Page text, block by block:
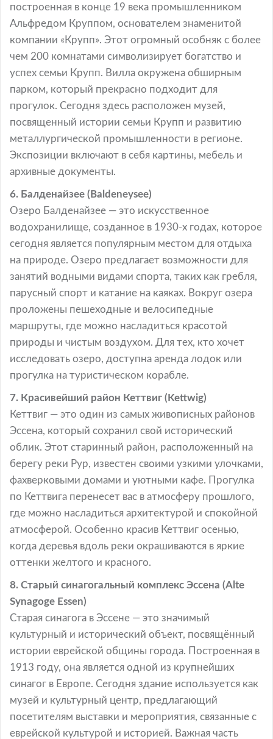
построенная в конце 19 века промышленником
Альфредом Круппом, основателем знаменитой
компании «Крупп». Этот огромный особняк с более
чем 200 комнатами символизирует богатство и
успех семьи Крупп. Вилла окружена обширным
парком, который прекрасно подходит для
прогулок. Сегодня здесь расположен музей,
посвященный истории семьи Крупп и развитию
металлургической промышленности в регионе.
Экспозиции включают в себя картины, мебель и
архивные документы.
6. Балденайзее (Baldeneysee)
Озеро Балденайзее — это искусственное
водохранилище, созданное в 1930-х годах, которое
сегодня является популярным местом для отдыха
на природе. Озеро предлагает возможности для
занятий водными видами спорта, таких как гребля,
парусный спорт и катание на каяках. Вокруг озера
проложены пешеходные и велосипедные
маршруты, где можно насладиться красотой
природы и чистым воздухом. Для тех, кто хочет
исследовать озеро, доступна аренда лодок или
прогулка на туристическом корабле.
7. Красивейший район Кеттвиг (Kettwig)
Кеттвиг — это один из самых живописных районов
Эссена, который сохранил свой исторический
облик. Этот старинный район, расположенный на
берегу реки Рур, известен своими узкими улочками,
фахверковыми домами и уютными кафе. Прогулка
по Кеттвига перенесет вас в атмосферу прошлого,
где можно насладиться архитектурой и спокойной
атмосферой. Особенно красив Кеттвиг осенью,
когда деревья вдоль реки окрашиваются в яркие
оттенки желтого и красного.
8. Старый синагогальный комплекс Эссена (Alte
Synagoge Essen)
Старая синагога в Эссене — это значимый
культурный и исторический объект, посвящённый
истории еврейской общины города. Построенная в
1913 году, она является одной из крупнейших
синагог в Европе. Сегодня здание используется как
музей и культурный центр, предлагающий
посетителям выставки и мероприятия, связанные с
еврейской культурой и историей. Важная часть